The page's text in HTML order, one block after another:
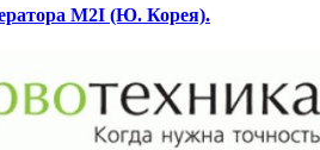
M2I (Ю. Корея).